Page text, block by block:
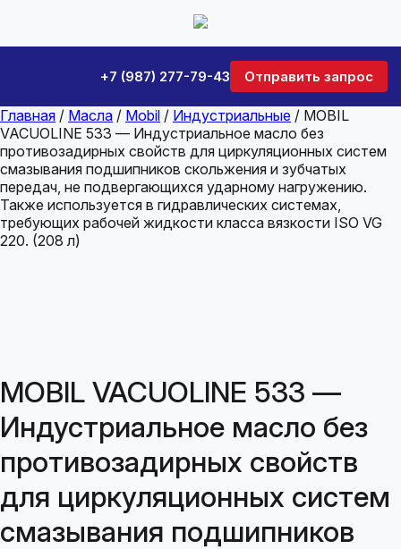
+7 (987) 277-79-43 Отправить запрос
Главная / Масла / Mobil / Индустриальные / MOBIL
VACUOLINE 533 — Индустриальное масло без
противозадирных свойств для циркуляционных систем
смазывания подшипников скольжения и зубчатых
передач, не подвергающихся ударному нагружению.
Также используется в гидравлических системах,
требующих рабочей жидкости класса вязкости ISO VG
220. (208 л)
MOBIL VACUOLINE 533 —
Индустриальное масло без
противозадирных свойств
для циркуляционных систем
смазывания подшипников